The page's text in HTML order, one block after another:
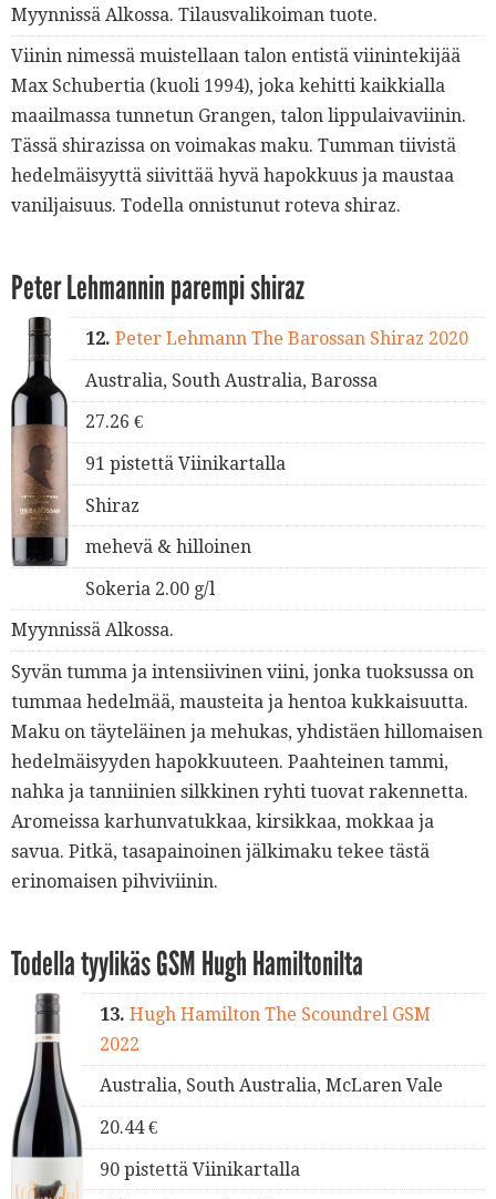
Myynnissä Alkossa. Tilausvalikoiman tuote.
Viinin nimessä muistellaan talon entistä viinintekijää
Max Schubertia (kuoli 1994), joka kehitti kaikkialla
maailmassa tunnetun Grangen, talon lippulaivaviinin.
Tässä shirazissa on voimakas maku. Tumman tiivistä
hedelmäisyyttä siivittää hyvä hapokkuus ja maustaa
vaniljaisuus. Todella onnistunut roteva shiraz.
Peter Lehmannin parempi shiraz
12. Peter Lehmann The Barossan Shiraz 2020
Australia, South Australia, Barossa
27.26 €
91 pistettä Viinikartalla
Shiraz
mehevä & hilloinen
Sokeria 2.00 g/l
Myynnissä Alkossa.
Syvän tumma ja intensiivinen viini, jonka tuoksussa on
tummaa hedelmää, mausteita ja hentoa kukkaisuutta.
Maku on täyteläinen ja mehukas, yhdistäen hillomaisen
hedelmäisyyden hapokkuuteen. Paahteinen tammi,
nahka ja tanniinien silkkinen ryhti tuovat rakennetta.
Aromeissa karhunvatukkaa, kirsikkaa, mokkaa ja
savua. Pitkä, tasapainoinen jälkimaku tekee tästä
erinomaisen pihviviinin.
Todella tyylikäs GSM Hugh Hamiltonilta
13. Hugh Hamilton The Scoundrel GSM
2022
Australia, South Australia, McLaren Vale
20.44 €
90 pistettä Viinikartalla